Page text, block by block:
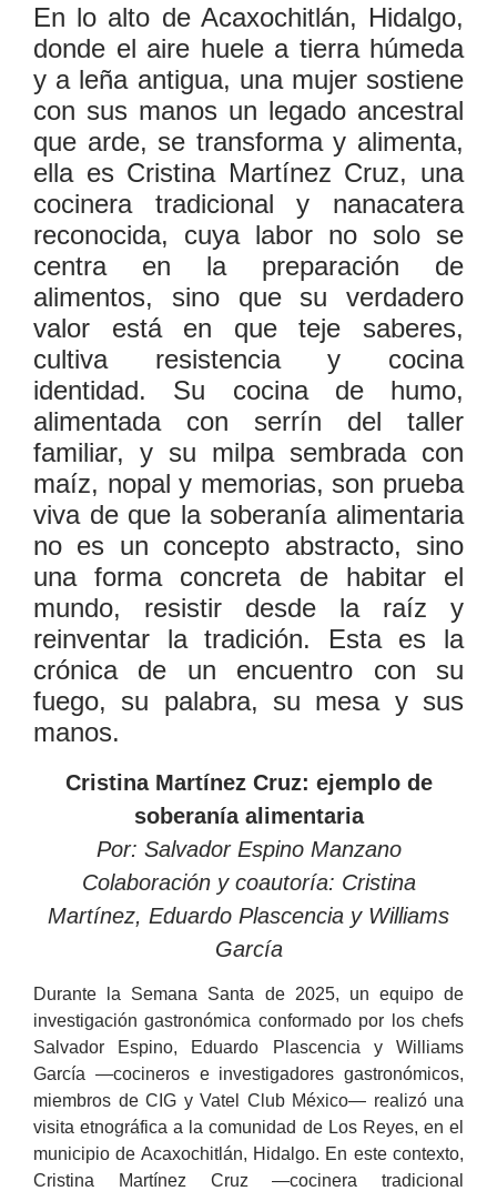
En lo alto de Acaxochitlán, Hidalgo,
donde el aire huele a tierra húmeda
y a leña antigua, una mujer sostiene
con sus manos un legado ancestral
que arde, se transforma y alimenta,
ella es Cristina Martínez Cruz, una
cocinera tradicional y nanacatera
reconocida, cuya labor no solo se
centra en la preparación de
alimentos, sino que su verdadero
valor está en que teje saberes,
cultiva resistencia y cocina
identidad. Su cocina de humo,
alimentada con serrín del taller
familiar, y su milpa sembrada con
maíz, nopal y memorias, son prueba
viva de que la soberanía alimentaria
no es un concepto abstracto, sino
una forma concreta de habitar el
mundo, resistir desde la raíz y
reinventar la tradición. Esta es la
crónica de un encuentro con su
fuego, su palabra, su mesa y sus
manos.
Cristina Martínez Cruz: ejemplo de
soberanía alimentaria
Por: Salvador Espino Manzano
Colaboración y coautoría: Cristina
Martínez, Eduardo Plascencia y Williams
García
Durante la Semana Santa de 2025, un equipo de
investigación gastronómica conformado por los chefs
Salvador Espino, Eduardo Plascencia y Williams
García —cocineros e investigadores gastronómicos,
miembros de CIG y Vatel Club México— realizó una
visita etnográfica a la comunidad de Los Reyes, en el
municipio de Acaxochitlán, Hidalgo. En este contexto,
Cristina Martínez Cruz —cocinera tradicional